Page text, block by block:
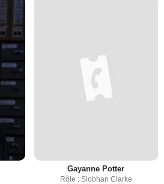
Gayanne Potter
Rôle : Siobhan Clarke